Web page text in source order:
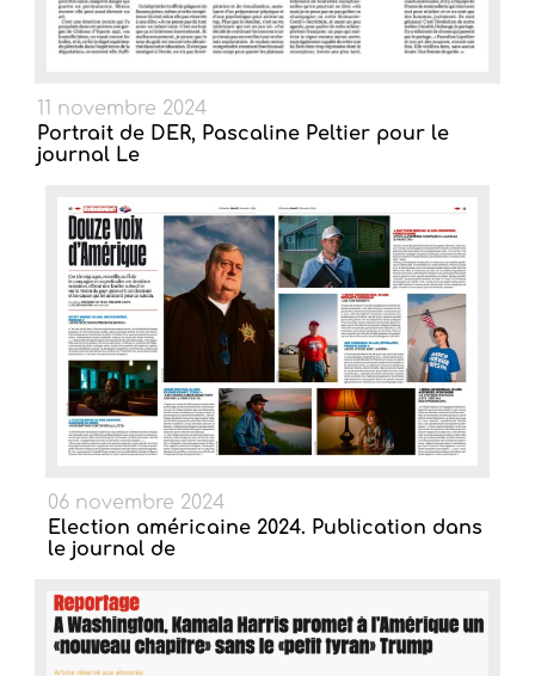
11 novembre 2024
Portrait de DER, Pascaline Peltier pour le
journal Le
06 novembre 2024
Election américaine 2024. Publication dans
le journal de